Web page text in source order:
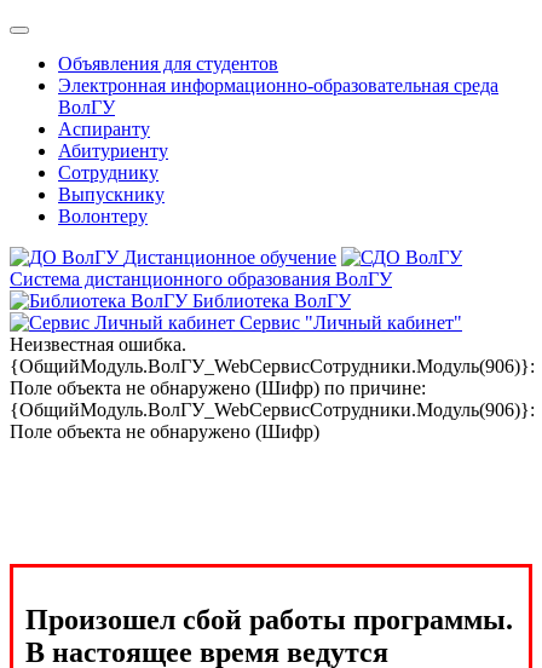
Объявления для студентов
Электронная информационно-образовательная среда
ВолГУ
Аспиранту
Абитуриенту
Сотруднику
Выпускнику
Волонтеру
Дистанционное обучение
Система дистанционного образования ВолГУ
Библиотека ВолГУ
Сервис "Личный кабинет"
Неизвестная ошибка.
{ОбщийМодуль.ВолГУ_WebСервисСотрудники.Модуль(906)}:
Поле объекта не обнаружено (Шифр) по причине:
{ОбщийМодуль.ВолГУ_WebСервисСотрудники.Модуль(906)}:
Поле объекта не обнаружено (Шифр)
Произошел сбой работы программы.
В настоящее время ведутся